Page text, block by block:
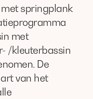
springplank
met
/kleuterbassin
De
van het